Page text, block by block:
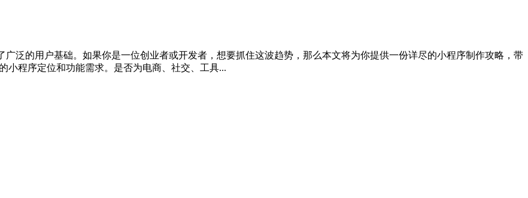
泛的用户基础。如果你是一位创业者或开发者，想要抓住这波趋势，那么本文将为你提供一份详尽的小程序制作攻略，带
小程序定位和功能需求。是否为电商、社交、工具...